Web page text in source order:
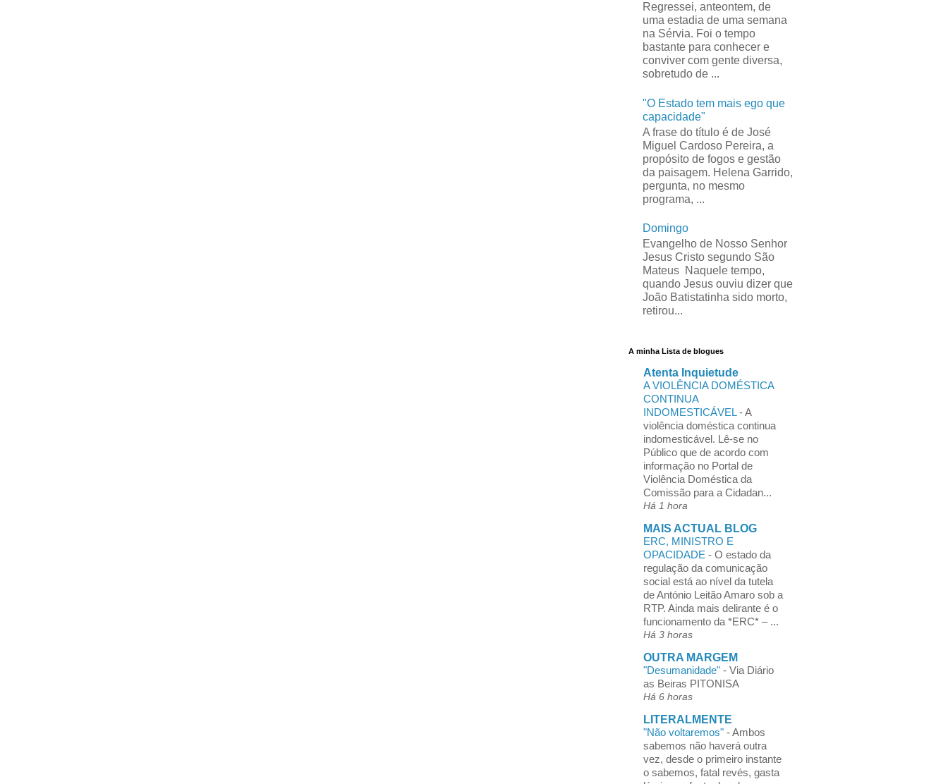
Regressei, anteontem, de
uma estadia de uma semana
na Sérvia. Foi o tempo
bastante para conhecer e
conviver com gente diversa,
sobretudo de ...
"O Estado tem mais ego que
capacidade"
A frase do título é de José
Miguel Cardoso Pereira, a
propósito de fogos e gestão
da paisagem. Helena Garrido,
pergunta, no mesmo
programa, ...
Domingo
Evangelho de Nosso Senhor
Jesus Cristo segundo São
Mateus Naquele tempo,
quando Jesus ouviu dizer que
João Batistatinha sido morto,
retirou...
A minha Lista de blogues
Atenta Inquietude
A VIOLÊNCIA DOMÉSTICA
CONTINUA
INDOMESTICÁVEL-A
violência doméstica continua
indomesticável. Lê-se no
Público que de acordo com
informação no Portal de
Violência Doméstica da
Comissão para a Cidadan...
Há 1 hora
MAIS ACTUAL BLOG
ERC, MINISTRO E
OPACIDADE - O estado da
regulação da comunicação
social está ao nível da tutela
de António Leitão Amaro sob a
RTP. Ainda mais delirante é o
funcionamento da *ERC* – ...
Há 3 horas
OUTRA MARGEM
"Desumanidade" - Via Diário
as Beiras PITONISA
Há 6 horas
LITERALMENTE
"Não voltaremos" -Ambos
sabemos não haverá outra
vez, desde o primeiro instante
o sabemos, fatal revés, gasta